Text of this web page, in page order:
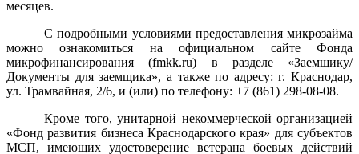
месяцев.
С подробными условиями предоставления микрозайма
можно ознакомиться на официальном сайте Фонда
микрофинансирования (fmkk.ru) в разделе «Заемщику/
Документы для заемщика», а также по адресу: г. Краснодар,
ул. Трамвайная, 2/6, и (или) по телефону: +7 (861) 298-08-08.
Кроме того, унитарной некоммерческой организацией
«Фонд развития бизнеса Краснодарского края» для субъектов
МСП, имеющих удостоверение ветерана боевых действий